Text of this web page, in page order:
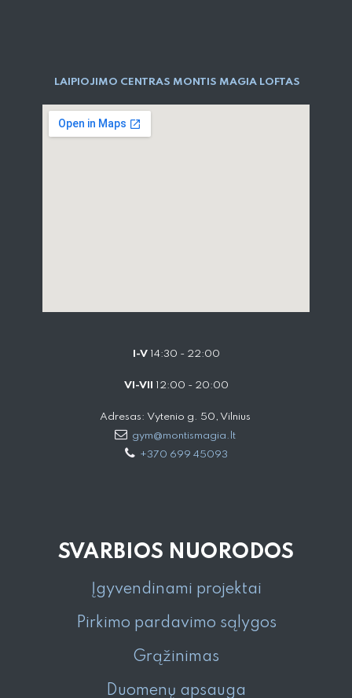
LAIPIOJIMO CENTRAS MONTIS MAGIA LOFTAS
I-V14:30 - 22:00
VI-VII 12:00 - 20:00
Adresas: Vytenio g. 50, Vilnius
gym@montismagia.lt
+370 699 45093
SVARBIOS NUORODOS
Įgyvendinami projektai
Pirkimo pardavimo sąlygos
Grąžinimas
Duomenų apsauga